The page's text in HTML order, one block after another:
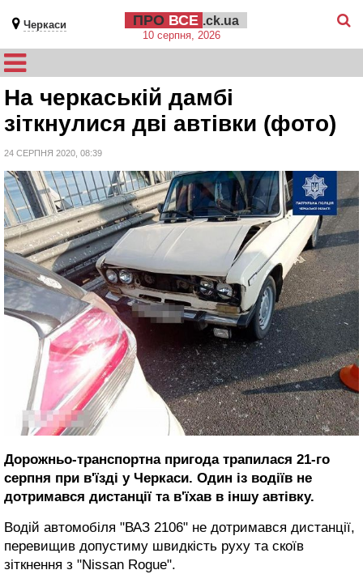
Черкаси ПРО ВСЕ .ck.ua
10 серпня, 2026
На черкаській дамбі
зіткнулися дві автівки (фото)
24 СЕРПНЯ 2020, 08:39
Дорожньо-транспортна пригода трапилася 21-го
серпня при в'їзді у Черкаси. Один із водіїв не
дотримався дистанції та в'їхав в іншу автівку.
Водій автомобіля "ВАЗ 2106" не дотримався дистанції,
перевищив допустиму швидкість руху та скоїв
зіткнення з "Nissan Rogue".